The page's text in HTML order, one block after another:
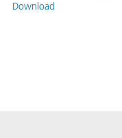
Download